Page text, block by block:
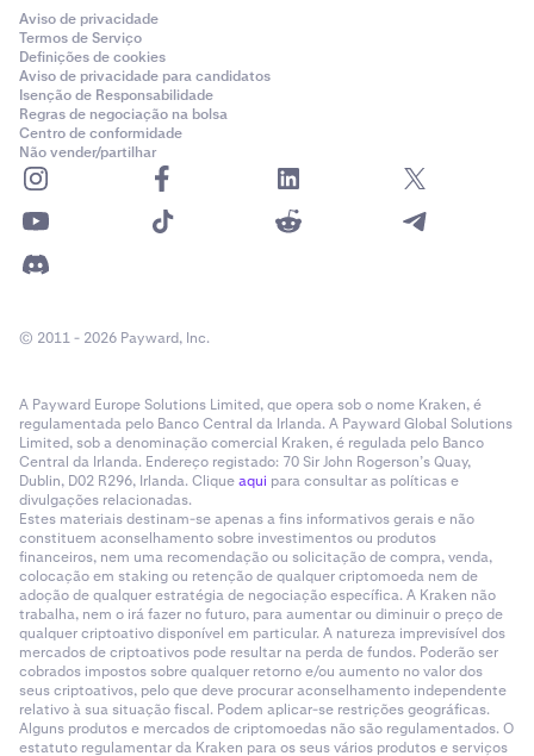
Aviso de privacidade
Termos de Serviço
Definições de cookies
Aviso de privacidade para candidatos
Isenção de Responsabilidade
Regras de negociação na bolsa
Centro de conformidade
Não vender/partilhar
© 2011 - 2026 Payward, Inc.
A Payward Europe Solutions Limited, que opera sob o nome Kraken, é
regulamentada pelo Banco Central da Irlanda. A Payward Global Solutions
Limited, sob a denominação comercial Kraken, é regulada pelo Banco
Central da Irlanda. Endereço registado: 70 Sir John Rogerson’s Quay,
Dublin, D02 R296, Irlanda. Cliqueaqui para consultar as políticas e
divulgações relacionadas.
Estes materiais destinam-se apenas a fins informativos gerais e não
constituem aconselhamento sobre investimentos ou produtos
financeiros, nem uma recomendação ou solicitação de compra, venda,
colocação em staking ou retenção de qualquer criptomoeda nem de
adoção de qualquer estratégia de negociação específica. A Kraken não
trabalha, nem o irá fazer no futuro, para aumentar ou diminuir o preço de
qualquer criptoativo disponível em particular. A natureza imprevisível dos
mercados de criptoativos pode resultar na perda de fundos. Poderão ser
cobrados impostos sobre qualquer retorno e/ou aumento no valor dos
seus criptoativos, pelo que deve procurar aconselhamento independente
relativo à sua situação fiscal. Podem aplicar-se restrições geográficas.
Alguns produtos e mercados de criptomoedas não são regulamentados. O
estatuto regulamentar da Kraken para os seus vários produtos e serviços